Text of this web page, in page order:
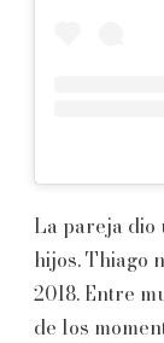
La pareja dio
hijos. Thiago
2018. Entre
de los